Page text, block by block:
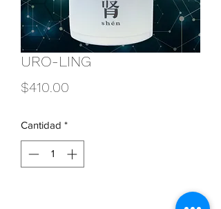
URO-LING
$410.00
Cantidad *